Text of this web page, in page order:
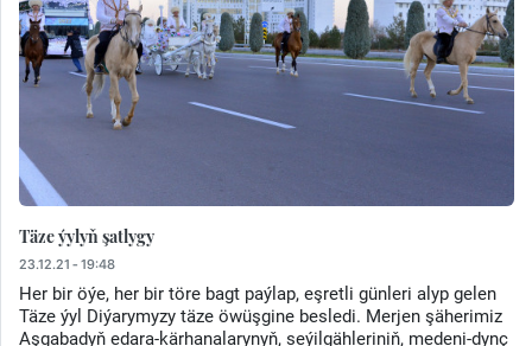
Täze ýylyň şatlygy
23.12.21 - 19:48
Her bir öýe, her bir töre bagt paýlap, eşretli günleri alyp gelen
Täze ýyl Diýarymyzy täze öwüşgine besledi. Merjen şäherimiz
Aşgabadyň edara-kärhanalarynyň, seýilgähleriniň, medeni-dynç